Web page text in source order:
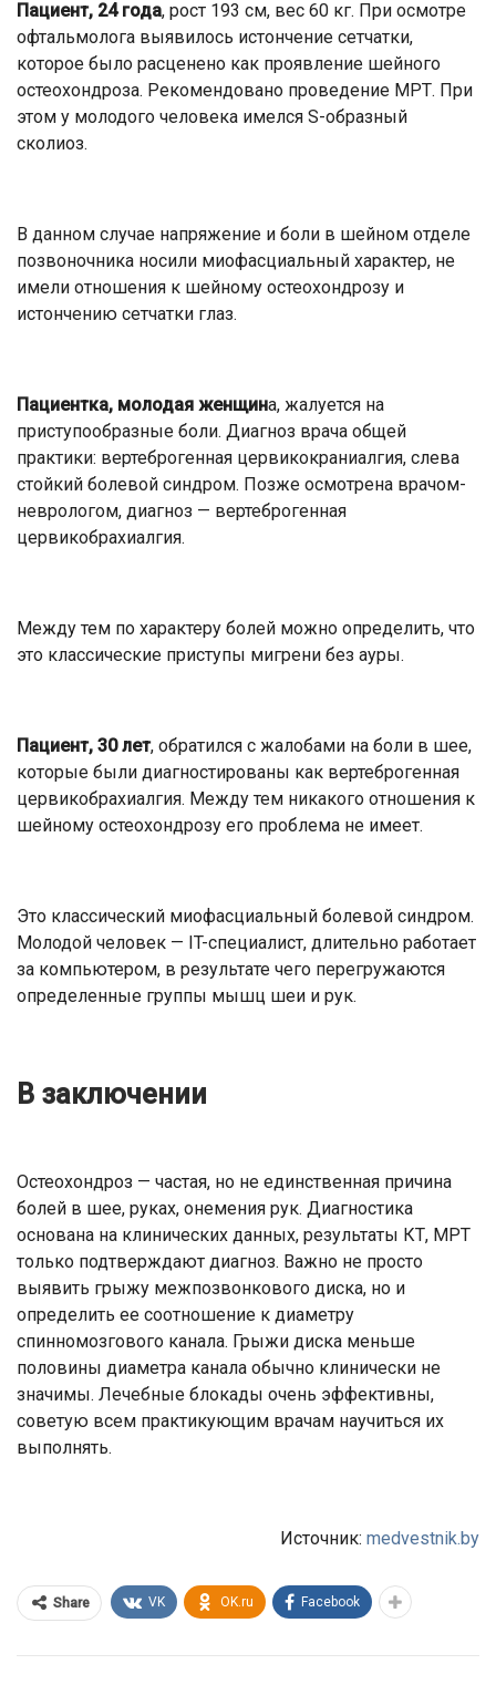
Пациент, 24 года, рост 193 см, вес 60 кг. При осмотре
офтальмолога выявилось истончение сетчатки,
которое было расценено как проявление шейного
остеохондроза. Рекомендовано проведение МРТ. При
этом у молодого человека имелся S-образный
сколиоз.
В данном случае напряжение и боли в шейном отделе
позвоночника носили миофасциальный характер, не
имели отношения к шейному остеохондрозу и
истончению сетчатки глаз.
Пациентка, молодая женщина, жалуется на
приступообразные боли. Диагноз врача общей
практики: вертеброгенная цервикокраниалгия, слева
стойкий болевой синдром. Позже осмотрена врачом-
неврологом, диагноз — вертеброгенная
цервикобрахиалгия.
Между тем по характеру болей можно определить, что
это классические приступы мигрени без ауры.
Пациент, 30 лет, обратился с жалобами на боли в шее,
которые были диагностированы как вертеброгенная
цервикобрахиалгия. Между тем никакого отношения к
шейному остеохондрозу его проблема не имеет.
Это классический миофасциальный болевой синдром.
Молодой человек — IT-специалист, длительно работает
за компьютером, в результате чего перегружаются
определенные группы мышц шеи и рук.
В заключении
Остеохондроз — частая, но не единственная причина
болей в шее, руках, онемения рук. Диагностика
основана на клинических данных, результаты КТ, МРТ
только подтверждают диагноз. Важно не просто
выявить грыжу межпозвонкового диска, но и
определить ее соотношение к диаметру
спинномозгового канала. Грыжи диска меньше
половины диаметра канала обычно клинически не
значимы. Лечебные блокады очень эффективны,
советую всем практикующим врачам научиться их
выполнять.
Источник: medvestnik.by
Share VK OK.ru Facebook